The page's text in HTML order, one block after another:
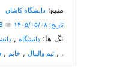
منبع:دانشگاه کاشان
تاریخ: ۱۴۰۵/۰۵/۰۸
تگ ها:دانشگاه ,
,تیم والیبال , خانم , ,